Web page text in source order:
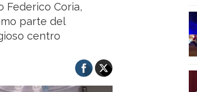
Federico Coria,
parte del
centro